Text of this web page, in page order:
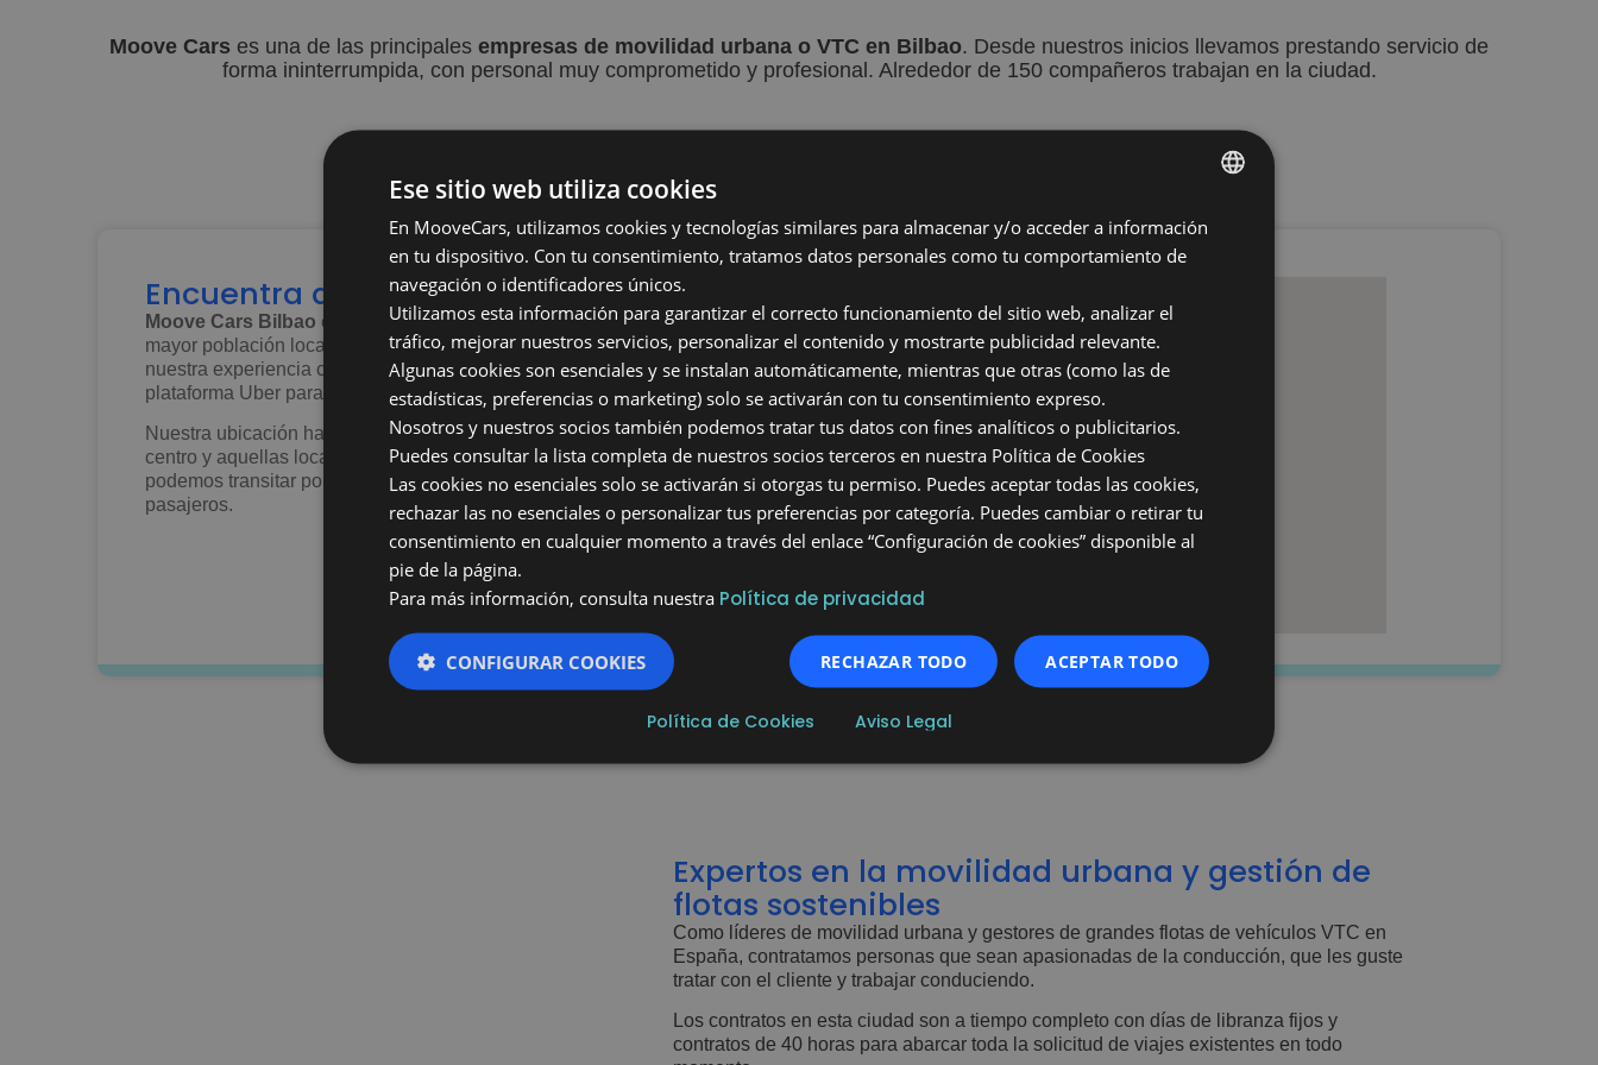
Moove Cars es una de las principales empresas de movilidad urbana o VTC en Bilbao. Desde nuestros inicios llevamos prestando servicio de
forma ininterrumpida, con personal muy comprometido y profesional. Alrededor de 150 compañeros trabajan en la ciudad.
Encuentra a Moove Cars en Bilbao
Moove Cars Bilbao está ubicada en la zona de Getxo, en una de las zonas con
mayor población local a la que poder dar un servicio excelente, rápido. Dentro de
nuestra experiencia como
empresa de movilidad urbanatrabajamos con la
plataforma Uber para llegar a toda la demanda solicitada.
Nuestra ubicación hace posible que estemos a pocos minutos del aeropuerto, del
centro y aquellas localizaciones más turísticas de la región. De esta manera
podemos transitar por zonas urbanas e interurbanas para hacer el traslado de los
pasajeros.
Expertos en la movilidad urbana y gestión de
flotas sostenibles
Como líderes de movilidad urbana y gestores de grandes flotas de vehículos VTC en
España, contratamos personas que sean apasionadas de la conducción, que les guste
tratar con el cliente y trabajar conduciendo.
Los contratos en esta ciudad son a tiempo completo con días de libranza fijos y
contratos de 40 horas para abarcar toda la solicitud de viajes existentes en todo
SPANISH
ENGLISH
Ese sitio web utiliza cookies
En MooveCars, utilizamos cookies y tecnologías similares para almacenar y/o acceder a información
en tu dispositivo. Con tu consentimiento, tratamos datos personales como tu comportamiento de
navegación o identificadores únicos.
Utilizamos esta información para garantizar el correcto funcionamiento del sitio web, analizar el
tráfico, mejorar nuestros servicios, personalizar el contenido y mostrarte publicidad relevante.
Algunas cookies son esenciales y se instalan automáticamente, mientras que otras (como las de
estadísticas, preferencias o marketing) solo se activarán con tu consentimiento expreso.
Nosotros y nuestros socios también podemos tratar tus datos con fines analíticos o publicitarios.
Puedes consultar la lista completa de nuestros socios terceros en nuestra Política de Cookies
Las cookies no esenciales solo se activarán si otorgas tu permiso. Puedes aceptar todas las cookies,
rechazar las no esenciales o personalizar tus preferencias por categoría. Puedes cambiar o retirar tu
consentimiento en cualquier momento a través del enlace “Configuración de cookies” disponible al
pie de la página.
Para más información, consulta nuestra Política de privacidad
ACEPTAR TODO
RECHAZAR TODO
CONFIGURAR COOKIES
Política de Cookies Aviso Legal